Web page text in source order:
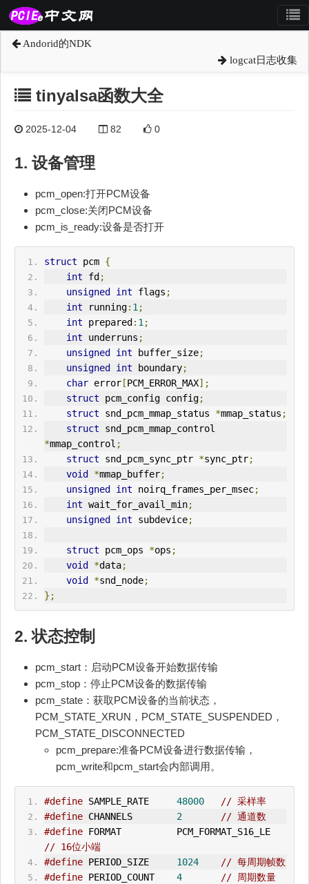
Andorid的NDK
logcat日志收集
tinyalsa函数大全
2025-12-04 82 0
1. 设备管理
pcm_open:打开PCM设备
pcm_close:关闭PCM设备
pcm_is_ready:设备是否打开
struct pcm {
int fd ;
unsigned
int flags ;
int running: 1 ;
int prepared : 1 ;
int underruns ;
unsigned
int buffer_size;
unsigned
int boundary;
char error[PCM_ERROR_MAX];
struct pcm_config config;
struct snd_pcm_mmap_status *mmap_status ;
struct
*mmap_control ;
struct snd_pcm_sync_ptr *sync_ptr;
void
*mmap_buffer;
unsigned
int noirq_frames_per_msec;
int wait_for_avail_min;
unsigned
int subdevice;
struct pcm_ops *ops ;
void
*data;
void
*snd_node;
};
2. 状态控制
pcm_start：启动PCM设备开始数据传输
pcm_stop：停止PCM设备的数据传输
pcm_state：获取PCM设备的当前状态，
PCM_STATE_XRUN，PCM_STATE_SUSPENDED，
PCM_STATE_DISCONNECTED
pcm_prepare:准备PCM设备进行数据传输，
pcm_write和pcm_start会内部调用。
#define SAMPLE_RATE 48000
// 采样率
#define CHANNELS 2
// 通道数
#define
FORMAT          PCM_FORMAT_S16_LE
// 16位小端
#define PERIOD_SIZE 1024
// 每周期帧数
#define PERIOD_COUNT 4 // 周期数量